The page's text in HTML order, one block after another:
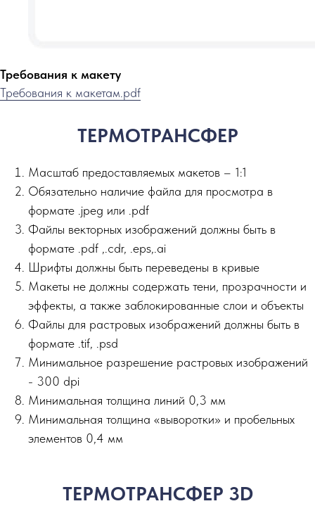
Требования к макету
Требования к макетам.pdf
ТЕРМОТРАНСФЕР
Масштаб предоставляемых макетов – 1:1
Обязательно наличие файла для просмотра в
формате .jpeg или .pdf
Файлы векторных изображений должны быть в
формате .pdf ,.сdr, .eps,.ai
Шрифты должны быть переведены в кривые
Макеты не должны содержать тени, прозрачности и
эффекты, а также заблокированные слои и объекты
Файлы для растровых изображений должны быть в
формате .tif, .psd
Минимальное разрешение растровых изображений
- 300 dpi
Минимальная толщина линий 0,3 мм
Минимальная толщина «выворотки» и пробельных
элементов 0,4 мм
ТЕРМОТРАНСФЕР 3D